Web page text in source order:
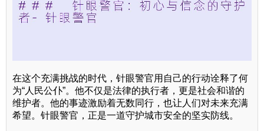
在这个充满挑战的时代，针眼警官用自己的行动诠释了何
为“人民公仆”。他不仅是法律的执行者，更是社会和谐的
维护者。他的事迹激励着无数同行，也让人们对未来充满
希望。针眼警官，正是一道守护城市安全的坚实防线。